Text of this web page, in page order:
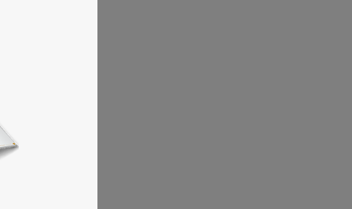
te